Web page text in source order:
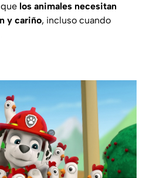
los animales necesitan
y cariño, incluso cuando